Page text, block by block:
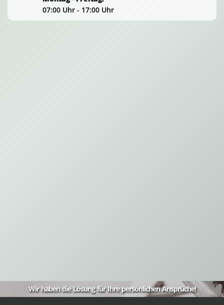
07:00 Uhr - 17:00 Uhr
Wir haben die Lösung für Ihre persönlichen Ansprüche!